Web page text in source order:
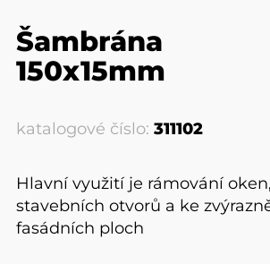
Šambrána
150x15mm
katalogové číslo: 311102
Hlavní využití je rámování
stavebních otvorů a ke
fasádních ploch